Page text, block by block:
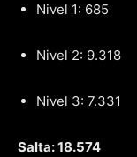
Nivel 1: 685
Nivel 2: 9.318
Nivel 3: 7.331
Salta: 18.574